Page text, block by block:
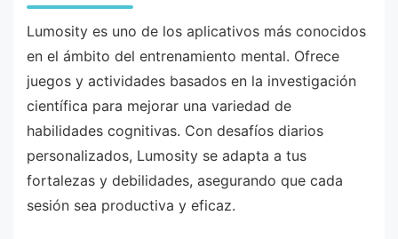
Lumosity es uno de los aplicativos más conocidos
en el ámbito del entrenamiento mental. Ofrece
juegos y actividades basados en la investigación
científica para mejorar una variedad de
habilidades cognitivas. Con desafíos diarios
personalizados, Lumosity se adapta a tus
fortalezas y debilidades, asegurando que cada
sesión sea productiva y eficaz.